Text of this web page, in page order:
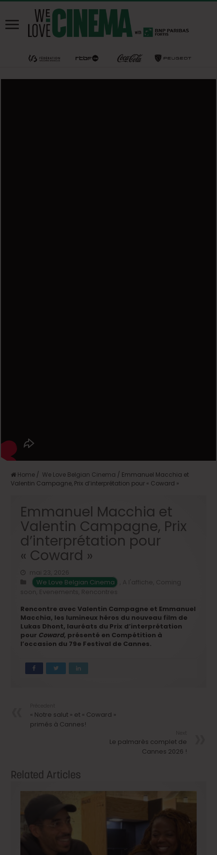
Home / We Love Belgian Cinema / Emmanuel Macchia et
Valentin Campagne, Prix d’interprétation pour « Coward »
Emmanuel Macchia et
Valentin Campagne, Prix
d’interprétation pour
« Coward »
mai 23, 2026
We Love Belgian Cinema
A l'affiche Coming
soon Evenements
Rencontres
Rencontre avec Valentin Campagne et Emmanuel
Macchia, les lumineux héros du nouveau film de
Lukas Dhont, lauréats du Prix d’interprétation
pour Coward, présenté en Compétition à
l’occasion du 79e Festival de Cannes.
« Notre salut » et « Coward »
primés à Cannes!
Le palmarès complet de
Cannes 2026 !
Related Articles